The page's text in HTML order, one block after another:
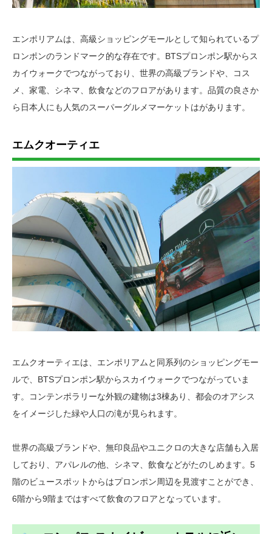
エンポリアムは、高級ショッピングモールとして知られているプ
ロンポンのランドマーク的な存在です。BTSプロンポン駅からス
カイウォークでつながっており、世界の高級ブランドや、コス
メ、家電、シネマ、飲食などのフロアがあります。品質の良さか
ら日本人にも人気のスーパーグルメマーケットはがあります。
エムクオーティエ
エムクオーティエは、エンポリアムと同系列のショッピングモー
ルで、BTSプロンポン駅からスカイウォークでつながっていま
す。コンテンポラリーな外観の建物は3棟あり、都会のオアシス
をイメージした緑や人口の滝が見られます。
世界の高級ブランドや、無印良品やユニクロの大きな店舗も入居
しており、アパレルの他、シネマ、飲食などがたのしめます。5
階のビュースポットからはプロンポン周辺を見渡すことができ、
6階から9階まではすべて飲食のフロアとなっています。